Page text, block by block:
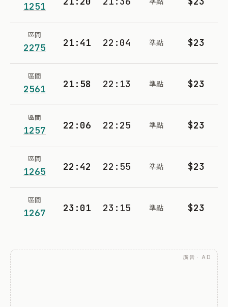
1251
區間
2275 21:41 22:04 準點 $23
區間
2561 21:58 22:13 準點 $23
區間
1257 22:06 22:25 準點 $23
區間
1265 22:42 22:55 準點 $23
區間
1267 23:01 23:15 準點 $23
廣告 · AD